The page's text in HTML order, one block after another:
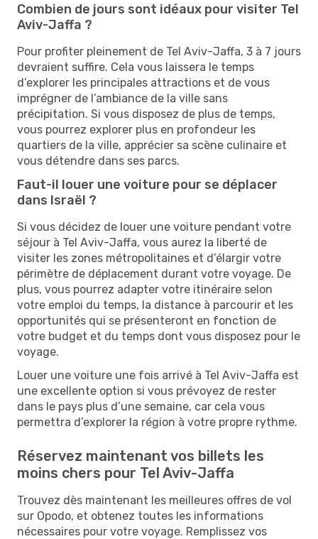
Combien de jours sont idéaux pour visiter Tel
Aviv-Jaffa ?
Pour profiter pleinement de Tel Aviv-Jaffa, 3 à 7 jours
devraient suffire. Cela vous laissera le temps
d’explorer les principales attractions et de vous
imprégner de l’ambiance de la ville sans
précipitation. Si vous disposez de plus de temps,
vous pourrez explorer plus en profondeur les
quartiers de la ville, apprécier sa scène culinaire et
vous détendre dans ses parcs.
Faut-il louer une voiture pour se déplacer
dans Israël ?
Si vous décidez de louer une voiture pendant votre
séjour à Tel Aviv-Jaffa, vous aurez la liberté de
visiter les zones métropolitaines et d’élargir votre
périmètre de déplacement durant votre voyage. De
plus, vous pourrez adapter votre itinéraire selon
votre emploi du temps, la distance à parcourir et les
opportunités qui se présenteront en fonction de
votre budget et du temps dont vous disposez pour le
voyage.
Louer une voiture une fois arrivé à Tel Aviv-Jaffa est
une excellente option si vous prévoyez de rester
dans le pays plus d’une semaine, car cela vous
permettra d’explorer la région à votre propre rythme.
Réservez maintenant vos billets les
moins chers pour Tel Aviv-Jaffa
Trouvez dès maintenant les meilleures offres de vol
sur Opodo, et obtenez toutes les informations
nécessaires pour votre voyage. Remplissez vos